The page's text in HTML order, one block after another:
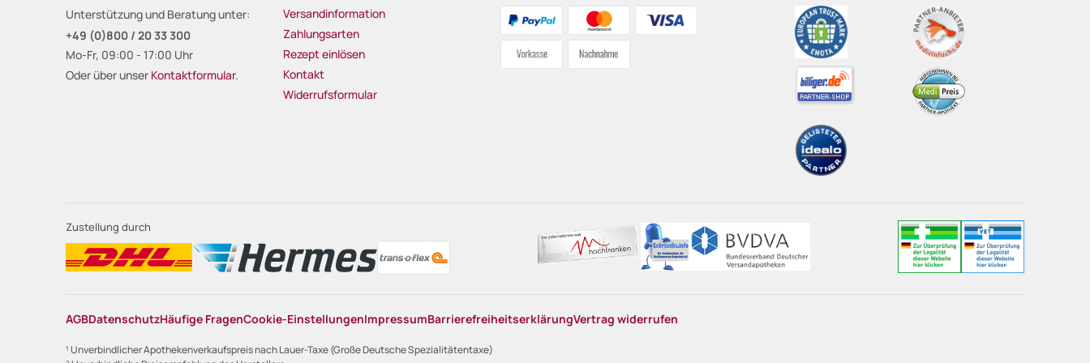
Unterstützung und Beratung unter:
+49 (0)800 / 20 33 300
Mo-Fr, 09:00 - 17:00 Uhr
Oder über unser Kontaktformular.
Versandinformation
Zahlungsarten
Rezept einlösen
Kontakt
Widerrufsformular
Zustellung durch
AGBDatenschutzHäufige FragenCookie-EinstellungenImpressumBarrierefreiheitserklärungVertrag widerrufen
¹ Unverbindlicher Apothekenverkaufspreis nach Lauer-Taxe (Große Deutsche Spezialitätentaxe)